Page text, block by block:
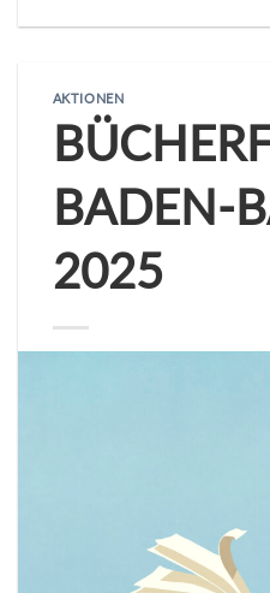
AKTIONEN
BADEN-
2025